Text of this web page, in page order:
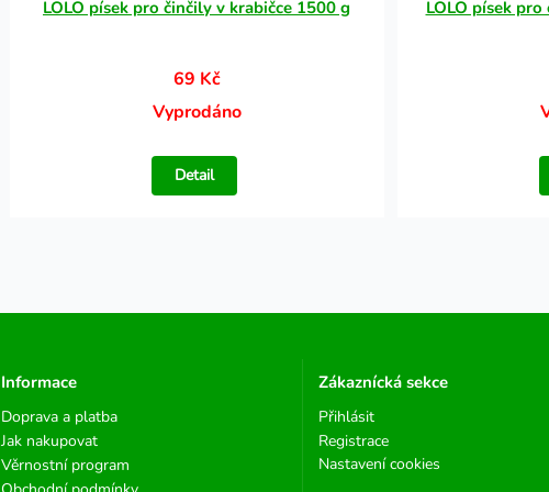
LOLO písek pro činčily v krabičce 1500 g
69 Kč
Vyprodáno
Detail
LOLO písek
Informace
Doprava a platba
Jak nakupovat
Věrnostní program
Zákaznícká sekce
Přihlásit
Registrace
Nastavení cookies